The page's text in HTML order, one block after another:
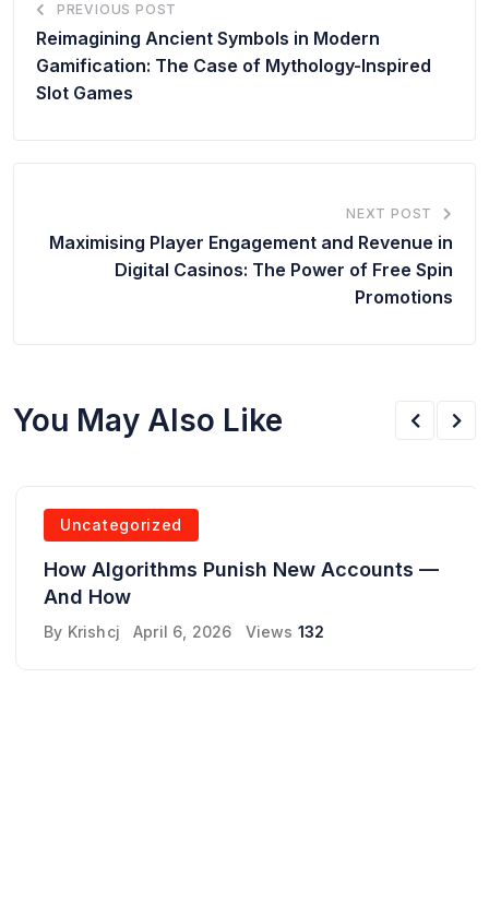
PREVIOUS POST
Reimagining Ancient Symbols in Modern
Gamification: The Case of Mythology-Inspired
Slot Games
NEXT POST
Maximising Player Engagement and Revenue in
Digital Casinos: The Power of Free Spin
Promotions
You May Also Like
Uncategorized
How Algorithms Punish New Accounts —
And How
By Krishcj April 6, 2026 Views 132